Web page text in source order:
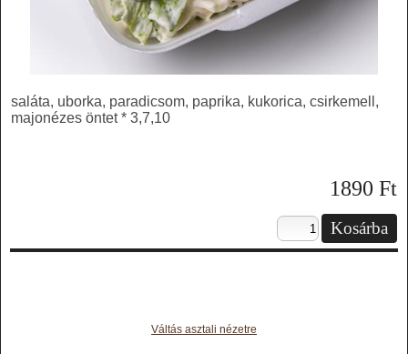
saláta, uborka, paradicsom, paprika, kukorica, csirkemell,
majonézes öntet * 3,7,10
1890 Ft
Váltás asztali nézetre